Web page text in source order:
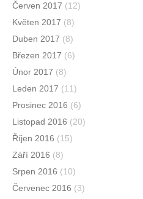
Červen 2017 (12)
Květen 2017 (8)
Duben 2017 (8)
Březen 2017 (6)
Únor 2017 (8)
Leden 2017 (11)
Prosinec 2016 (6)
Listopad 2016 (20)
Říjen 2016 (15)
Září 2016 (8)
Srpen 2016 (10)
Červenec 2016 (3)